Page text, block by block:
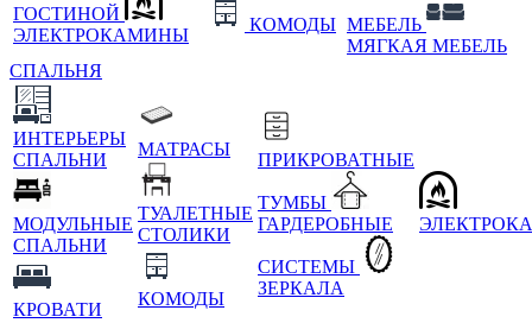
ГОСТИНОЙ
ЭЛЕКТРОКАМИНЫ
КОМОДЫ МЕБЕЛЬ
МЯГКАЯ МЕБЕЛЬ
СПАЛЬНЯ
ИНТЕРЬЕРЫ
СПАЛЬНИ
МОДУЛЬНЫЕ
СПАЛЬНИ
КРОВАТИ
МАТРАСЫ
ТУАЛЕТНЫЕ
СТОЛИКИ
КОМОДЫ
ПРИКРОВАТНЫЕ
ТУМБЫ
ГАРДЕРОБНЫЕ
СИСТЕМЫ
ЗЕРКАЛА